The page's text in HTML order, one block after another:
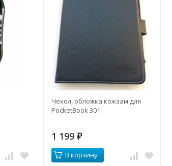
Чехол, обложка кожзам для
PocketBook 301
1 199 ₽
В корзину